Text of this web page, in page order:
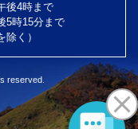
後4時まで
5時15分まで
除く）
reserved.